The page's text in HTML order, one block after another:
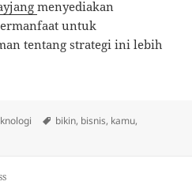
menyediakan
untuk
tentang strategi ini lebih
Tags
bikin, bisnis, kamu,